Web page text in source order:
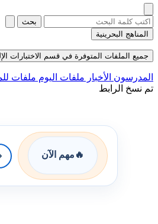
بحث
المناهج البحرينية
جميع الملفات المتوفرة في قسم الاختبارات
المدرسون الأخبار ملفات اليوم ملفات
تم نسخ الرابط
🔥 مهم الآن